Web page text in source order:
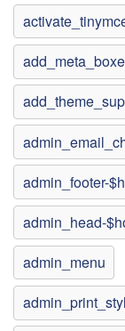
admin_footer-
admin_head-
admin_menu